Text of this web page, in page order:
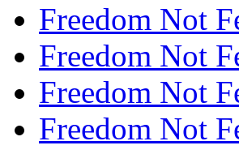
Freedom Not
Freedom Not
Freedom Not
Freedom Not